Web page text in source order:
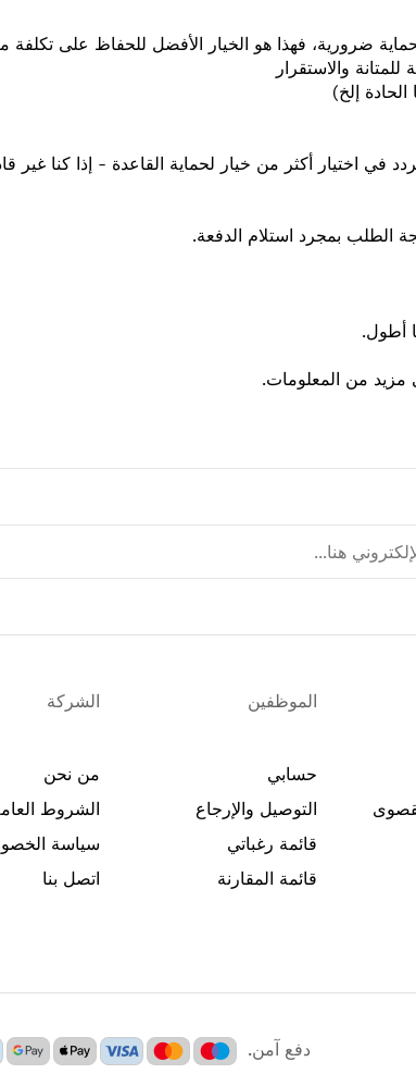
ضرورية، فهذا هو الخيار الأفضل للحفاظ على تكلفة
والاستقرار
إلخ)
في اختيار أكثر من خيار لحماية القاعدة - إذا كنا غير
الطلب بمجرد استلام الدفعة.
مزيد من المعلومات.
الموظفين
حسابي
التوصيل والإرجاع
قائمة رغباتي
قائمة المقارنة
الشركة
من نحن
الشروط
سياسة
اتصل بنا
دفع آمن.